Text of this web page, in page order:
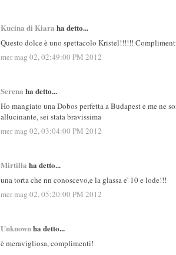
Kucina di Kiara ha detto...
Questo dolce è uno spettacolo Kristel!!!!!!
mer mag 02, 02:49:00 PM 2012
Serena ha detto...
Ho mangiato una Dobos perfetta a Budapest e me ne
allucinante, sei stata bravissima
mer mag 02, 03:04:00 PM 2012
Mirtilla ha detto...
una torta che nn conoscevo,e la glassa e' 10 e lode!!!
mer mag 02, 05:20:00 PM 2012
Unknownha detto...
è meravigliosa, complimenti!